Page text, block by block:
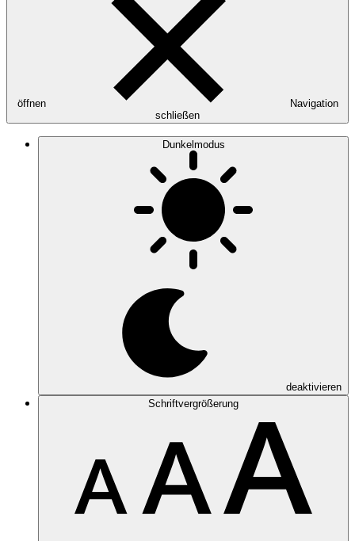
öffnen
Navigation
schließen
Dunkelmodus
deaktivieren
Schriftvergrößerung